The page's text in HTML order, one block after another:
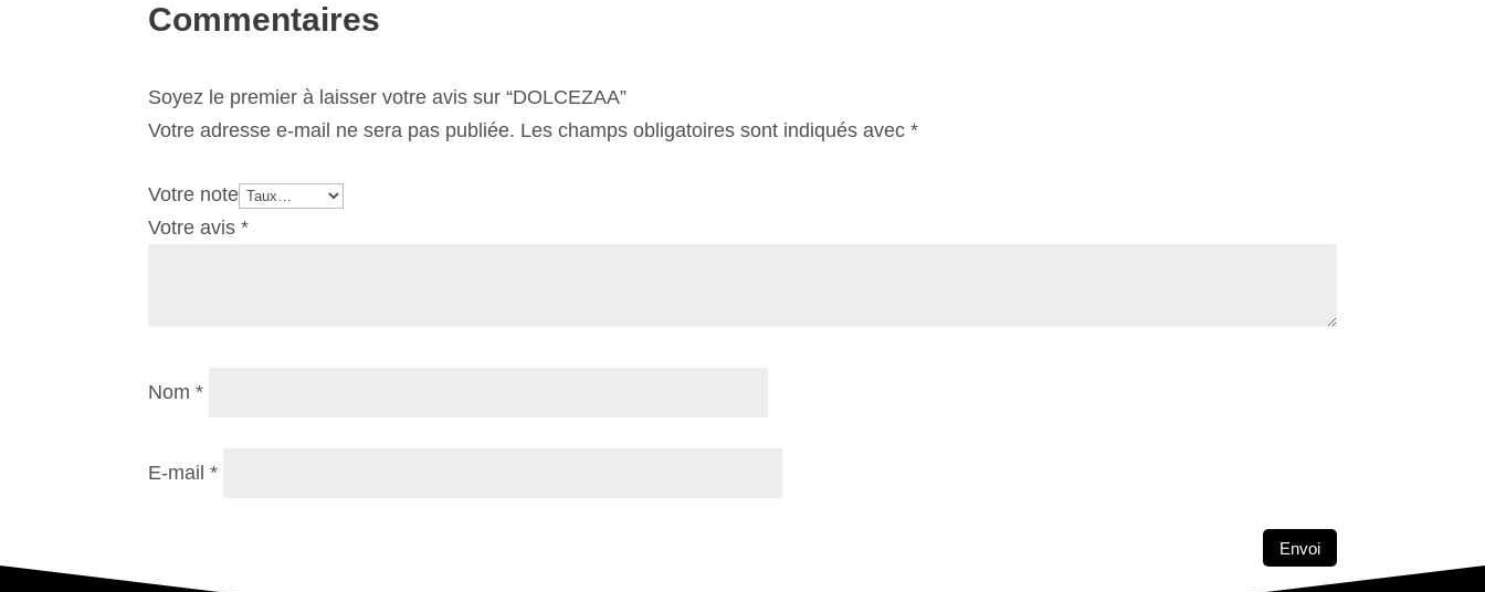
Commentaires
Soyez le premier à laisser votre avis sur “DOLCEZAA”
Votre adresse e-mail ne sera pas publiée. Les champs obligatoires sont indiqués avec*
Votre note
Votre avis*
Nom*
E-mail*
Envoi